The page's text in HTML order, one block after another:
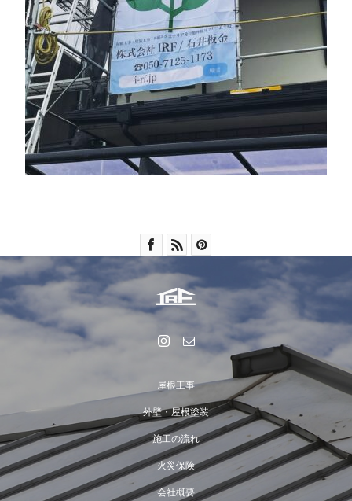
屋根工事
外壁・屋根塗装
施工の流れ
火災保険
会社概要